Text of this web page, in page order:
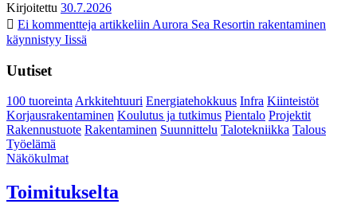
Kirjoitettu 30.7.2026
Ei kommentteja artikkeliin Aurora Sea Resortin rakentaminen
käynnistyy Iissä
Uutiset
100 tuoreintaArkkitehtuuri Energiatehokkuus Infra Kiinteistöt
Korjausrakentaminen Koulutus ja tutkimus Pientalo Projektit
Rakennustuote Rakentaminen Suunnittelu Talotekniikka Talous
Työelämä
Näkökulmat
Toimitukselta